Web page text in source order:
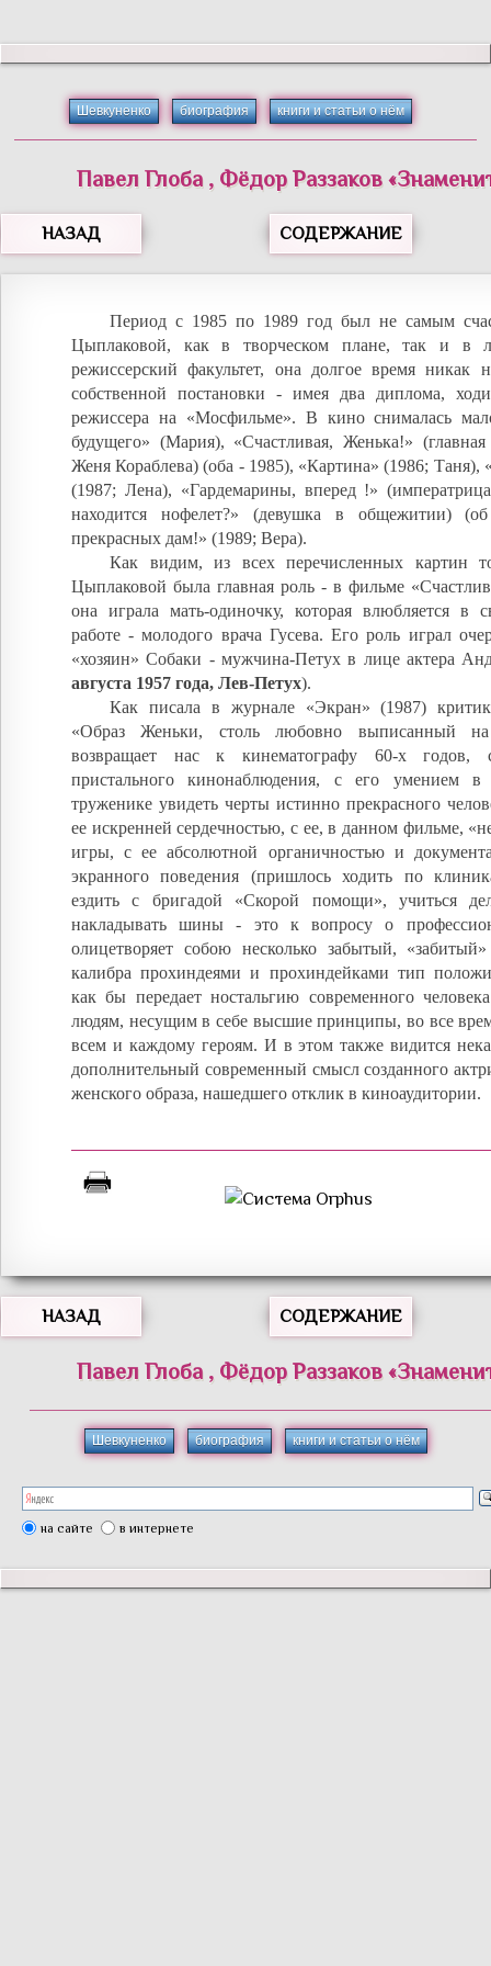
Шевкуненко биография книги и статьи о нём
Павел Глоба , Фёдор Раззаков«
НАЗАД СОДЕРЖАНИЕ
Период с 1985 по 1989 год был не самым
Цыплаковой, как в творческом плане, так и в
режиссерский факультет, она долгое время никак
собственной постановки - имея два диплома,
режиссера на «Мосфильме». В кино снималась
будущего» (Мария), «Счастливая, Женька!»
Женя Кораблева) (оба - 1985), «Картина» (1986; Таня),
(1987; Лена), «Гардемарины, вперед !»
находится нофелет?» (девушка в общежитии)
прекрасных дам!» (1989; Вера).
Как видим, из всех перечисленных картин
Цыплаковой была главная роль - в фильме
она играла мать-одиночку, которая влюбляется в
работе - молодого врача Гусева. Его роль играл
«хозяин» Собаки - мужчина-Петух в лице актера
августа 1957 года, Лев-Петух).
Как писала в журнале «Экран» (1987)
«Образ Женьки, столь любовно выписанный
возвращает нас к кинематографу 60-х годов,
пристального кинонаблюдения, с его умением
труженике увидеть черты истинно прекрасного
ее искренней сердечностью, с ее, в данном фильме,
игры, с ее абсолютной органичностью и
экранного поведения (пришлось ходить по
ездить с бригадой «Скорой помощи», учиться
накладывать шины - это к вопросу о
олицетворяет собою несколько забытый,
калибра прохиндеями и прохиндейками тип
как бы передает ностальгию современного
людям, несущим в себе высшие принципы, во все
всем и каждому героям. И в этом также видится
дополнительный современный смысл созданного
женского образа, нашедшего отклик в киноаудитории.
НАЗАД СОДЕРЖАНИЕ
Павел Глоба , Фёдор Раззаков«
Шевкуненко биография книги и статьи о нём
на сайте в интернете